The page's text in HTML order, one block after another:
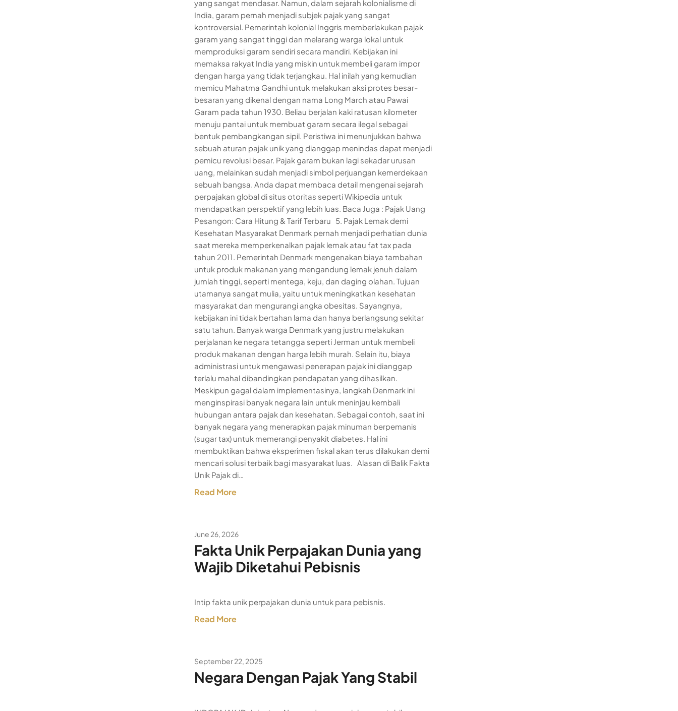
yang sangat mendasar. Namun, dalam sejarah kolonialisme di
India, garam pernah menjadi subjek pajak yang sangat
kontroversial. Pemerintah kolonial Inggris memberlakukan pajak
garam yang sangat tinggi dan melarang warga lokal untuk
memproduksi garam sendiri secara mandiri. Kebijakan ini
memaksa rakyat India yang miskin untuk membeli garam impor
dengan harga yang tidak terjangkau. Hal inilah yang kemudian
memicu Mahatma Gandhi untuk melakukan aksi protes besar-
besaran yang dikenal dengan nama Long March atau Pawai
Garam pada tahun 1930. Beliau berjalan kaki ratusan kilometer
menuju pantai untuk membuat garam secara ilegal sebagai
bentuk pembangkangan sipil. Peristiwa ini menunjukkan bahwa
sebuah aturan pajak unik yang dianggap menindas dapat menjadi
pemicu revolusi besar. Pajak garam bukan lagi sekadar urusan
uang, melainkan sudah menjadi simbol perjuangan kemerdekaan
sebuah bangsa. Anda dapat membaca detail mengenai sejarah
perpajakan global di situs otoritas seperti Wikipedia untuk
mendapatkan perspektif yang lebih luas. Baca Juga : Pajak Uang
Pesangon: Cara Hitung & Tarif Terbaru 5. Pajak Lemak demi
Kesehatan Masyarakat Denmark pernah menjadi perhatian dunia
saat mereka memperkenalkan pajak lemak atau fat tax pada
tahun 2011. Pemerintah Denmark mengenakan biaya tambahan
untuk produk makanan yang mengandung lemak jenuh dalam
jumlah tinggi, seperti mentega, keju, dan daging olahan. Tujuan
utamanya sangat mulia, yaitu untuk meningkatkan kesehatan
masyarakat dan mengurangi angka obesitas. Sayangnya,
kebijakan ini tidak bertahan lama dan hanya berlangsung sekitar
satu tahun. Banyak warga Denmark yang justru melakukan
perjalanan ke negara tetangga seperti Jerman untuk membeli
produk makanan dengan harga lebih murah. Selain itu, biaya
administrasi untuk mengawasi penerapan pajak ini dianggap
terlalu mahal dibandingkan pendapatan yang dihasilkan.
Meskipun gagal dalam implementasinya, langkah Denmark ini
menginspirasi banyak negara lain untuk meninjau kembali
hubungan antara pajak dan kesehatan. Sebagai contoh, saat ini
banyak negara yang menerapkan pajak minuman berpemanis
(sugar tax) untuk memerangi penyakit diabetes. Hal ini
membuktikan bahwa eksperimen fiskal akan terus dilakukan demi
mencari solusi terbaik bagi masyarakat luas. Alasan di Balik Fakta
Unik Pajak di…
Read More
June 26, 2026
Fakta Unik Perpajakan Dunia yang
Wajib Diketahui Pebisnis
Intip fakta unik perpajakan dunia untuk para pebisnis.
Read More
September 22, 2025
Negara Dengan Pajak Yang Stabil